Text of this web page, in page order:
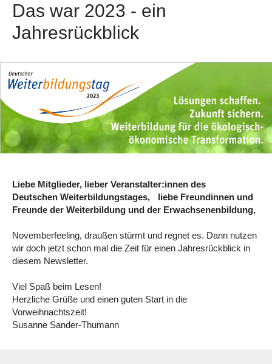
Das war 2023 - ein
Jahresrückblick
Liebe Mitglieder, lieber Veranstalter:innen des
Deutschen Weiterbildungstages, liebe Freundinnen und
Freunde der Weiterbildung und der Erwachsenenbildung,
Novemberfeeling, draußen stürmt und regnet es. Dann nutzen
wir doch jetzt schon mal die Zeit für einen Jahresrückblick in
diesem Newsletter.
Viel Spaß beim Lesen!
Herzliche Grüße und einen guten Start in die
Vorweihnachtszeit!
Susanne Sander-Thumann